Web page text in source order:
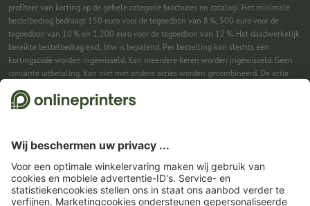
profiteer van korting op de gehele categorie brochures en catalogi. Het minimale
bestelbedrag bedraagt 150 euro voor de tegoedbon van 8 %, 500 euro voor de
tegoedbon van 10 % en 1.200 euro voor de tegoedbon van 12 %. Het daadwerkelijk
bereikte bestelbedrag excl. btw is bepalend. Per bestelling kan slechts één
kortingscode worden ingewisseld. Kan meerdere keren worden ingewisseld. Geen
contante uitbetaling. Kan niet met andere acties worden gecombineerd. De actie
2Je ontvangst eerst een e-mail waarin je de aanmelding voor de nieuwsbrief
ingewisseld. Geen minimumbestelwaarde. Maximale hoogte van de korting: € 150
van de bestelwaarde (netto). Geen contante uitbetaling. Kan niet worden
gecombineerd met andere acties of kortingscodes.De tegoedbon is na ontvangst
zes weken geldig.